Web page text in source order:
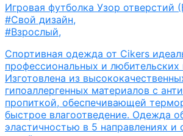
Игровая футболка Узор отверстий
#Свой дизайн,
#Взрослый,
Спортивная одежда от Cikers
профессиональных и любительских
Изготовлена из
гипоаллергенных материалов с
пропиткой, обеспечивающей
быстрое влагоотведение. Одежда
эластичностью в 5 направлениях и